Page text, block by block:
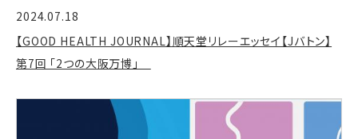
2024.07.18
【GOOD HEALTH JOURNAL】順天堂リレーエッセイ【Jバトン】
第7回 「2つの大阪万博」